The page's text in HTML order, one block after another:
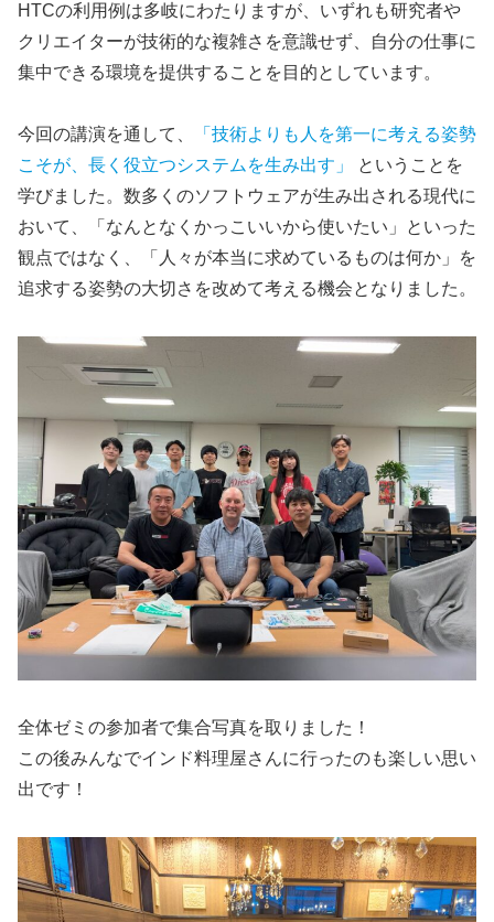
HTCの利用例は多岐にわたりますが、いずれも研究者や
クリエイターが技術的な複雑さを意識せず、自分の仕事に
集中できる環境を提供することを目的としています。
今回の講演を通して、
「技術よりも人を第一に考える姿勢
こそが、長く役立つシステムを生み出す」
ということを
学びました。数多くのソフトウェアが生み出される現代に
おいて、「なんとなくかっこいいから使いたい」といった
観点ではなく、「人々が本当に求めているものは何か」を
追求する姿勢の大切さを改めて考える機会となりました。
全体ゼミの参加者で集合写真を取りました！
この後みんなでインド料理屋さんに行ったのも楽しい思い
出です！